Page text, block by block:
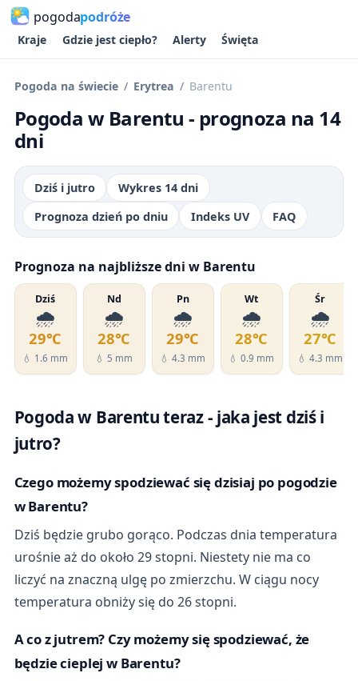
pogodapodróże
Kraje Gdzie jest ciepło? Alerty Święta
Pogoda na świecie Erytrea Barentu
Pogoda w Barentu - prognoza na 14
dni
Dziś i jutro
Wykres 14 dni
Prognoza dzień po dniu
Indeks UV FAQ
Prognoza na najbliższe dni w Barentu
Dziś
🌧️
29℃
💧 1.6 mm
Nd
🌧️
28℃
💧 5 mm
Pn
🌧️
29℃
💧 4.3 mm
Wt
🌧️
28℃
💧 0.9 mm
Śr
🌧️
27℃
💧 4.3 mm
Pogoda w Barentu teraz - jaka jest dziś i
jutro?
Czego możemy spodziewać się dzisiaj po pogodzie
w Barentu?
Dziś będzie grubo gorąco. Podczas dnia temperatura
urośnie aż do około 29 stopni. Niestety nie ma co
liczyć na znaczną ulgę po zmierzchu. W ciągu nocy
temperatura obniży się do 26 stopni.
A co z jutrem? Czy możemy się spodziewać, że
będzie cieplej w Barentu?